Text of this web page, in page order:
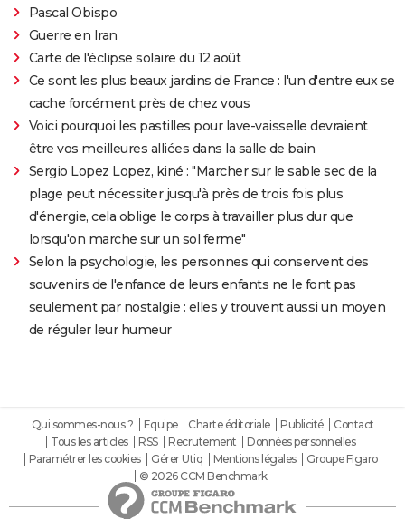
Pascal Obispo
Guerre en Iran
Carte de l'éclipse solaire du 12 août
Ce sont les plus beaux jardins de France : l'un d'entre eux se
cache forcément près de chez vous
Voici pourquoi les pastilles pour lave-vaisselle devraient
être vos meilleures alliées dans la salle de bain
Sergio Lopez Lopez, kiné : "Marcher sur le sable sec de la
plage peut nécessiter jusqu'à près de trois fois plus
d'énergie, cela oblige le corps à travailler plus dur que
lorsqu'on marche sur un sol ferme"
Selon la psychologie, les personnes qui conservent des
souvenirs de l'enfance de leurs enfants ne le font pas
seulement par nostalgie : elles y trouvent aussi un moyen
de réguler leur humeur
Qui sommes-nous ? Equipe Charte éditoriale Publicité
Contact
Tous les articles
RSS Recrutement
Données personnelles
Paramétrer les cookies
Gérer Utiq Mentions légales
Groupe Figaro
© 2026 CCM Benchmark